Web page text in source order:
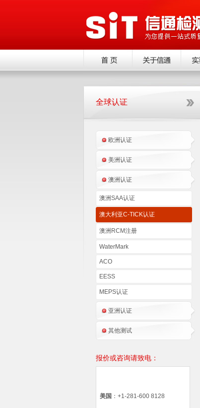
全球认证
欧洲认证
美洲认证
澳洲认证
澳洲SAA认证
澳大利亚C-TICK认证
澳洲RCM注册
WaterMark
ACO
EESS
MEPS认证
亚洲认证
其他测试
报价或咨询请致电：
美国 ：+1-281-600 8128